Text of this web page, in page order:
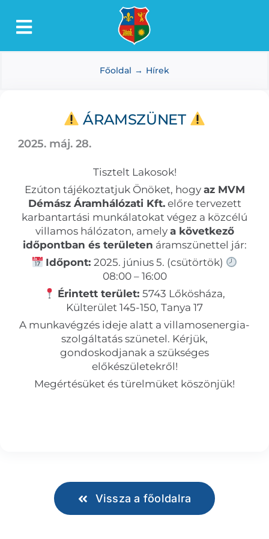
Toggle
Lőkösháza
Dokumentumtár
Média
Főoldal Hírek
ÁRAMSZÜNET
2025. máj. 28.
Tisztelt Lakosok!
Ezúton tájékoztatjuk Önöket, hogy az MVM
Démász Áramhálózati Kft.előre tervezett
karbantartási munkálatokat végez a közcélú
villamos hálózaton, amely a következő
időpontban és területen áramszünettel jár:
Időpont: 2025. június 5. (csütörtök)
08:00 – 16:00
Érintett terület:5743 Lőkösháza,
Külterület 145-150, Tanya 17
A munkavégzés ideje alatt a villamosenergia-
szolgáltatás szünetel. Kérjük,
gondoskodjanak a szükséges
előkészületekről!
Megértésüket és türelmüket köszönjük!
Vissza a főoldalra